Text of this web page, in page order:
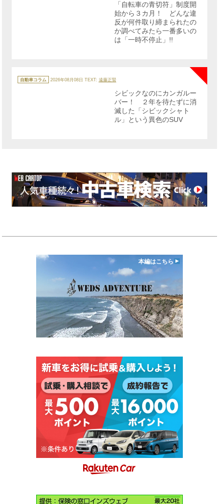
「自転車の青切符」制度開
始から３カ月！ どんな違
反が何件取り締まられたの
か調べてみたら一番多いの
は「一時不停止」!!
テ
ゴ
自動車コラム 2026年08月08日 TEXT: 遠藤正賢
シビックなのにカンガルー
バー！ ２年を待たずに消
滅した「シビックシャト
ル」という異色のSUV
本編はこちら